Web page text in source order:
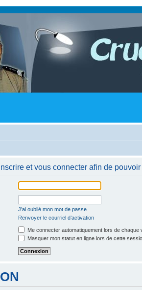
et vous connecter afin de
J’ai oublié mon mot de passe
Renvoyer le courriel d’activation
Me connecter automatiquement lors de chaque
Masquer mon statut en ligne lors de cette